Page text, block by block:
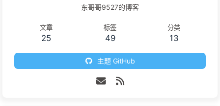
东哥哥9527的博客
文章
25
标签
49
分类
13
主题 GitHub